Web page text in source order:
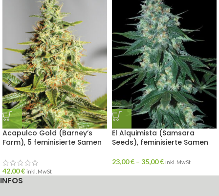
Acapulco Gold (Barney’s
Farm), 5 feminisierte Samen
42,00€ inkl. MwSt
El Alquimista (Samsara
Seeds), feminisierte Samen
23,00€ – 35,00€ inkl. MwSt
INFOS